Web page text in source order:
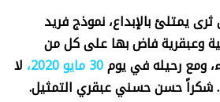
يمتلئ بالإبداع، نموذج فريد
وعبقرية فاض بها على كل من
ومع رحيله في يوم30 مايو 2020،
لا
شكراً حسن حسني عبقري التمثيل.